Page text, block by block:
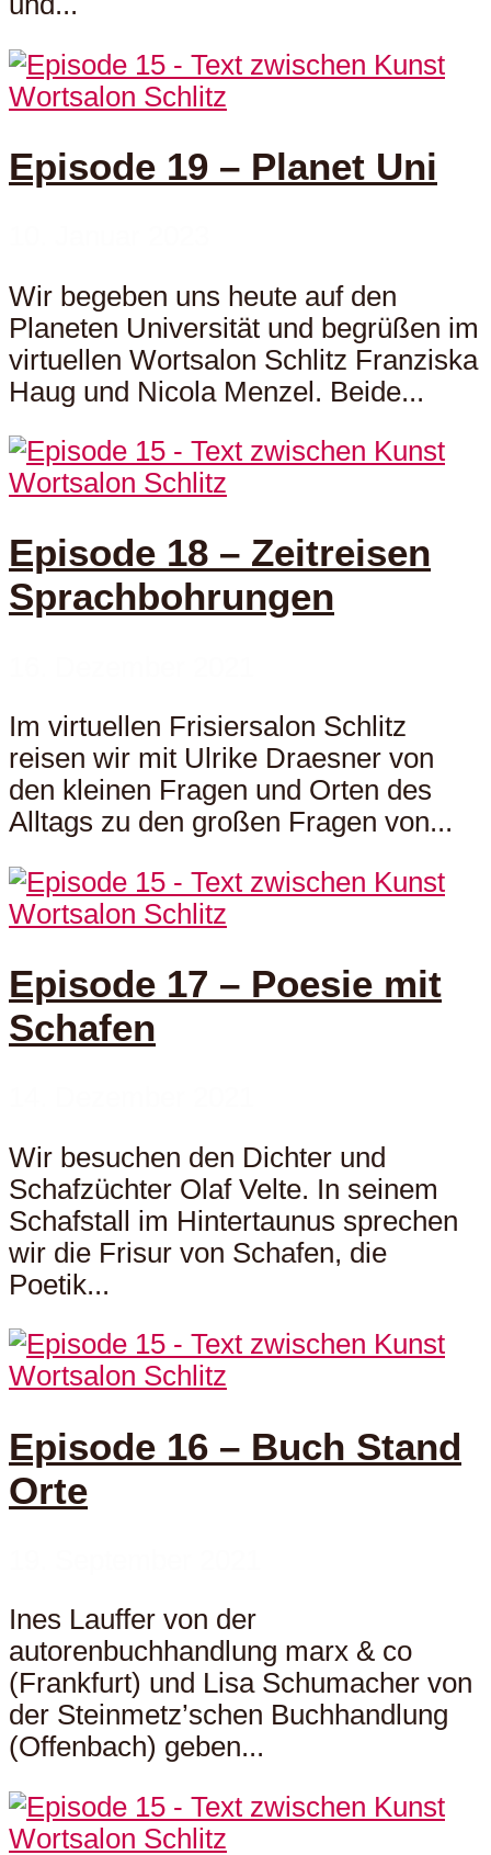
Wortsalon Schlitz
Episode 19 – Planet Uni
Wir begeben uns heute auf den
Planeten Universität und begrüßen im
virtuellen Wortsalon Schlitz Franziska
Haug und Nicola Menzel. Beide...
Wortsalon Schlitz
Episode 18 – Zeitreisen
Sprachbohrungen
Im virtuellen Frisiersalon Schlitz
reisen wir mit Ulrike Draesner von
den kleinen Fragen und Orten des
Alltags zu den großen Fragen von...
Wortsalon Schlitz
Episode 17 – Poesie mit
Schafen
Wir besuchen den Dichter und
Schafzüchter Olaf Velte. In seinem
Schafstall im Hintertaunus sprechen
wir die Frisur von Schafen, die
Poetik...
Wortsalon Schlitz
Episode 16 – Buch Stand
Orte
Ines Lauffer von der
autorenbuchhandlung marx & co
(Frankfurt) und Lisa Schumacher von
der Steinmetz’schen Buchhandlung
(Offenbach) geben...
Wortsalon Schlitz